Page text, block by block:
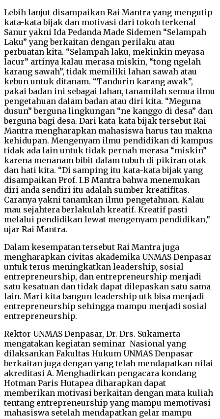
Lebih lanjut disampaikan Rai Mantra yang mengutip
kata-kata bijak dan motivasi dari tokoh terkenal
Sanur yakni Ida Pedanda Made Sidemen “Selampah
Laku” yang berkaitan dengan perilaku atau
perbuatan kita. “Selampah laku, mekinkin meyasa
lacur” artinya kalau merasa miskin, “tong ngelah
karang sawah”, tidak memiliki lahan sawah atau
kebun untuk ditanam. “Tandurin karang awak”,
pakai badan ini sebagai lahan, tanamilah semua ilmu
pengetahuan dalam badan atau diri kita. “Meguna
dusun” berguna lingkungan “ne kanggo di desa” dan
berguna bagi desa. Dari kata-kata bijak tersebut Rai
Mantra mengharapkan mahasiswa harus tau makna
kehidupan. Mengenyam ilmu pendidikan di kampus
tidak ada lain untuk tidak pernah merasa “miskin”
karena menanam bibit dalam tubuh di pikiran otak
dan hati kita. “Di samping itu kata-kata bijak yang
disampaikan Prof. I.B Mantra bahwa menemukan
diri anda sendiri itu adalah sumber kreatifitas.
Caranya yakni tanamkan ilmu pengetahuan. Kalau
mau sejahtera berlakulah kreatif. Kreatif pasti
melalui pendidikan lewat mengenyam pendidikan,”
ujar Rai Mantra.
Dalam kesempatan tersebut Rai Mantra juga
mengharapkan civitas akademika UNMAS Denpasar
untuk terus meningkatkan leadership, sosial
entrepreneurship, dan entrepreneurship menjadi
satu kesatuan dan tidak dapat dilepaskan satu sama
lain. Mari kita bangun leadership utk bisa menjadi
entrepreneurship sehingga mampu menjadi sosial
entrepreneurship.
Rektor UNMAS Denpasar, Dr. Drs. Sukamerta
mengatakan kegiatan seminar Nasional yang
dilaksankan Fakultas Hukum UNMAS Denpasar
berkaitan juga dengan yang telah mendapatkan nilai
akreditasi A. Menghadirkan pengacara kondang
Hotman Paris Hutapea diharapkan dapat
memberikan motivasi berkaitan dengan mata kuliah
tentang entrepreneurship yang mampu memotivasi
mahasiswa setelah mendapatkan gelar mampu